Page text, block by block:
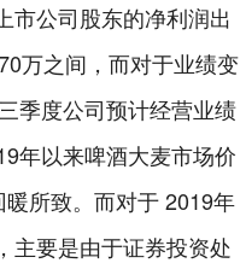
市公司股东的净利润出
万之间，而对于业绩变
季度公司预计经营业绩
年以来啤酒大麦市场价
所致。而对于 2019年
主要是由于证券投资处